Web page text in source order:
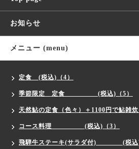
お知らせ
メニュー (menu)
定食 (税込)（4）
季節限定 定食 (税込)（5）
天然鮎の定食（色々）＋1100円で鮎雑
コース料理 (税込)（3）
飛騨牛ステーキ(サラダ付) (税込)